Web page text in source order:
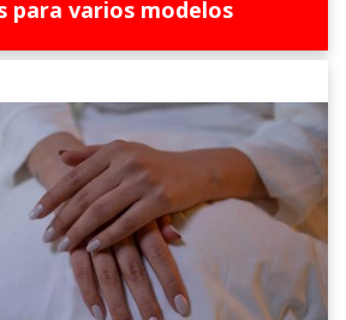
para varios modelos